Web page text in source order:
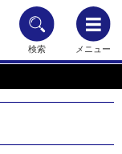
検索 メニュー